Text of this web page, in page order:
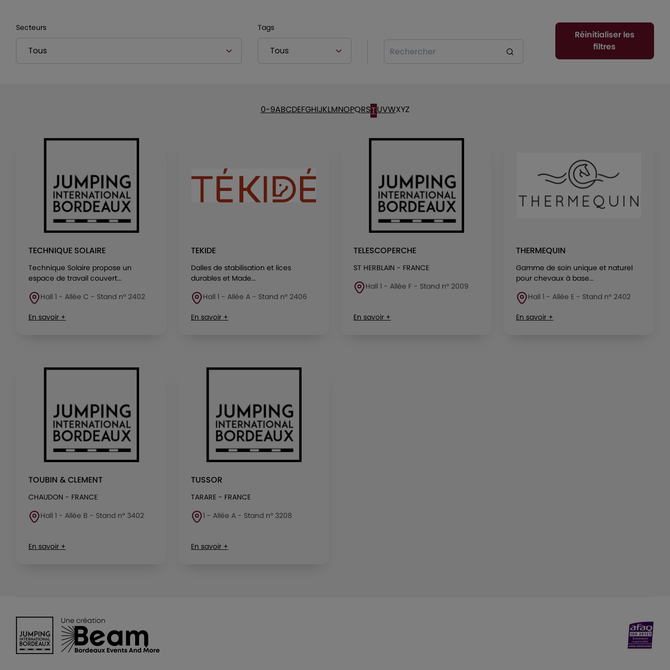
Secteurs Tags
Rechercher
Réinitialiser les
filtres
0-9ABCDEFGHIJKLMNOPQRSTUVWXYZ
TECHNIQUE SOLAIRE
Technique Solaire propose un
espace de travail couvert...
Hall 1 - Allée C - Stand n° 2402
En savoir +
TEKIDE
Dalles de stabilisation et lices
durables et Made...
Hall 1 - Allée A - Stand n° 2406
En savoir +
TELESCOPERCHE
ST HERBLAIN - FRANCE
Hall 1 - Allée F - Stand n° 2009
En savoir +
THERMEQUIN
Gamme de soin unique et naturel
pour chevaux à base...
Hall 1 - Allée E - Stand n° 2402
En savoir +
TOUBIN & CLEMENT
CHAUDON - FRANCE
Hall 1 - Allée B - Stand n° 3402
En savoir +
TUSSOR
TARARE - FRANCE
1 - Allée A - Stand n° 3208
En savoir +